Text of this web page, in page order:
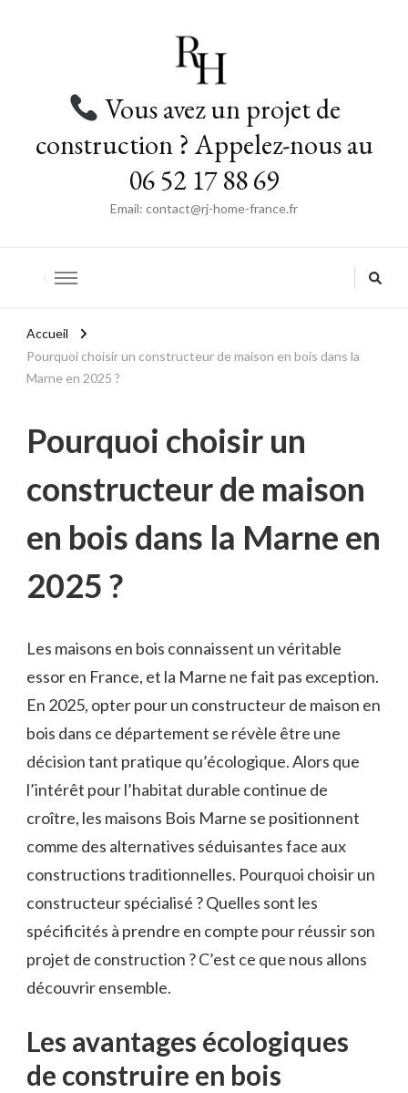
Vous avez un projet de
construction ? Appelez-nous au
06 52 17 88 69
Email: contact@rj-home-france.fr
Accueil
Pourquoi choisir un constructeur de maison en bois dans la
Marne en 2025 ?
Pourquoi choisir un
constructeur de maison
en bois dans la Marne en
2025 ?
Les maisons en bois connaissent un véritable
essor en France, et la Marne ne fait pas exception.
En 2025, opter pour un constructeur de maison en
bois dans ce département se révèle être une
décision tant pratique qu’écologique. Alors que
l’intérêt pour l’habitat durable continue de
croître, les maisons Bois Marne se positionnent
comme des alternatives séduisantes face aux
constructions traditionnelles. Pourquoi choisir un
constructeur spécialisé ? Quelles sont les
spécificités à prendre en compte pour réussir son
projet de construction ? C’est ce que nous allons
découvrir ensemble.
Les avantages écologiques
de construire en bois